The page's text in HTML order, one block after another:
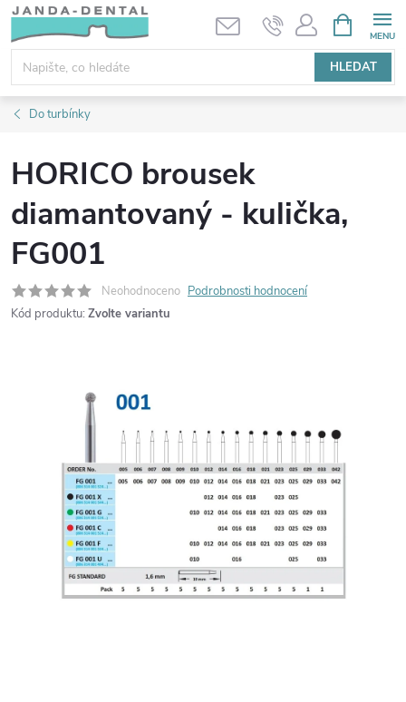
Přejít
obsah
HLEDAT
NÁKUPNÍ
KOŠÍK
Do turbínky
HORICO brousek
diamantovaný - kulička,
FG001
Neohodnoceno Podrobnosti hodnocení
Kód produktu: Zvolte variantu